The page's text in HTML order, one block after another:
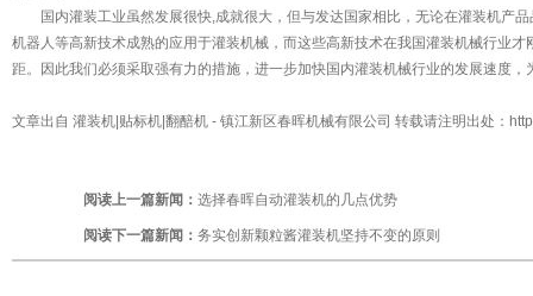
国内灌装工业虽然发展很快,成就很大，但与发达国家相比，无论在灌装机产品
机器人等高新技术成熟的应用于灌装机械，而这些高新技术在我国灌装机械行业
距。因此我们必须采取强有力的措施，进一步加快国内灌装机械行业的发展速度
文章出自 灌装机|贴标机|翻醅机 - 镇江新区春晖机械有限公司 转载请注明出处：
阅读上一篇新闻： 选择春晖自动灌装机的几点优势
阅读下一篇新闻： 务实创新颗粒酱灌装机坚持不变的原则